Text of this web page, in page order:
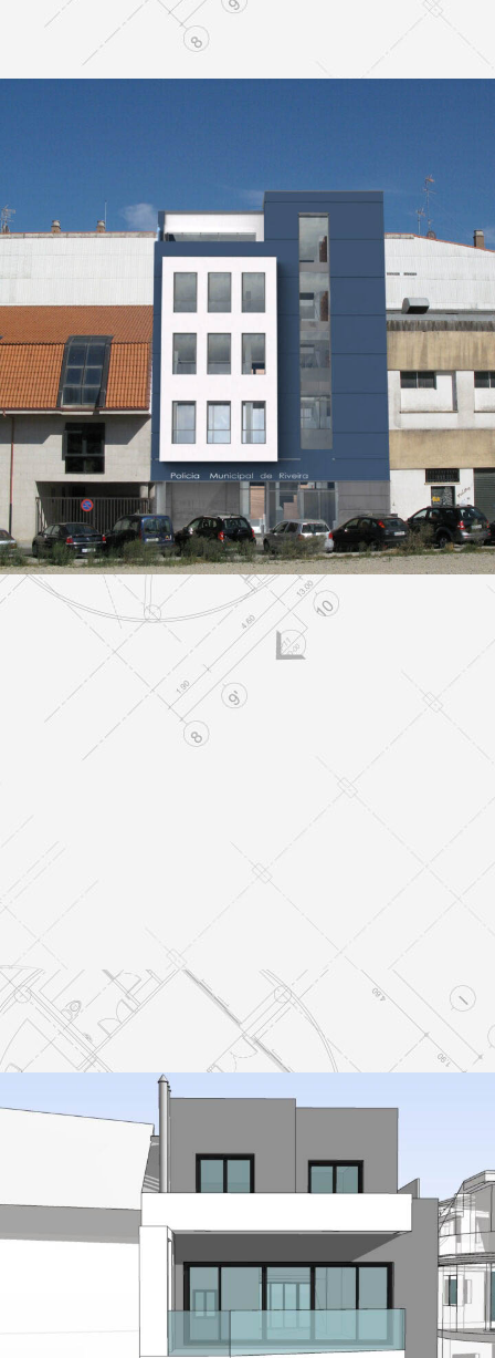
Edificio Público – Policía
EDIFICACION PÚBLICA
Nave
EDIFICACIÓN INDUSTRIAL
Vivienda unifamiliar
VIVIENDAS UNIFAMILIARES